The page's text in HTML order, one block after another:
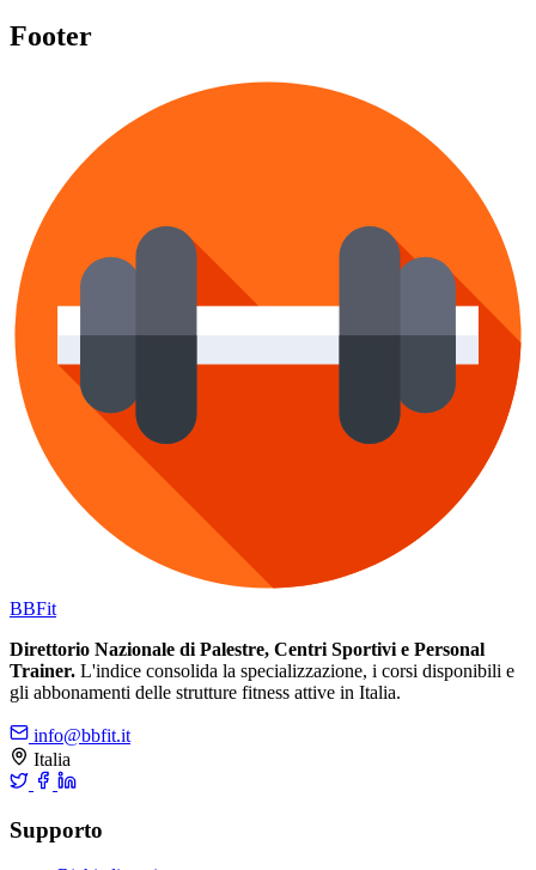
Footer
BBFit
Direttorio Nazionale di Palestre, Centri Sportivi e Personal
Trainer. L'indice consolida la specializzazione, i corsi disponibili e
gli abbonamenti delle strutture fitness attive in Italia.
info@bbfit.it
Italia
Supporto